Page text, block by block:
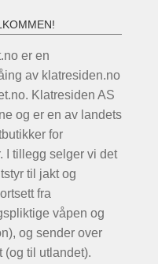
er en
av klatresiden.no
Klatresiden AS
og er en av landets
for
I tillegg selger vi det
til jakt og
fra
våpen og
og sender over
(og til utlandet).